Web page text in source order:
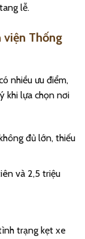
lễ.
viện Thống
nhiều ưu điểm,
khi lựa chọn nơi
đủ lớn, thiếu
và 2,5 triệu
trạng kẹt xe